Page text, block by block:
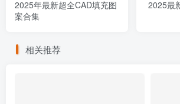
2025年最新超全CAD填充图
案合集
2025最
相关推荐